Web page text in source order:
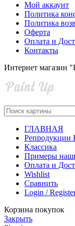
Мой аккаунт
Политика
Политика
Оферта
Оплата и
Контакты
Интернет магазин
ГЛАВНАЯ
Репродукции
Классика
Примеры
Оплата и
Wishlist
Сравнить
Login /
Корзина покупок
Закрыть